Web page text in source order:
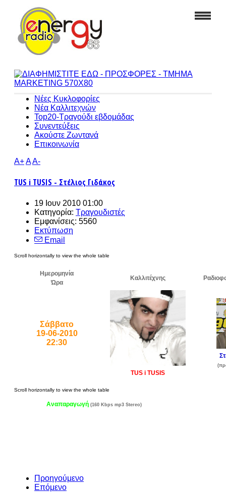
Νέες Κυκλοφορίες
Νέα Καλλιτεχνών
Top20-Τραγούδι εβδομάδας
Συνεντεύξεις
Ακούστε Ζωντανά
Επικοινωνία
A+AA-
TUS i TUSIS - Στέλιος Γιδάκος
19 Ιουν 2010 01:00
Κατηγορία: Τραγουδιστές
Εμφανίσεις: 5560
Εκτύπωση
Email
Ημερομηνία
Ώρα
Καλλιτέχνης
Σάββατο
19-06-2010
22:30
TUS i TUSIS
Αναπαραγωγή (160 Kbps mp3 Stereo)
Προηγούμενο
Επόμενο